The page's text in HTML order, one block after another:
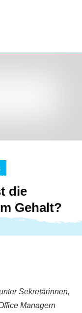
die
Gehalt?
Sekretärinnen,
Managern